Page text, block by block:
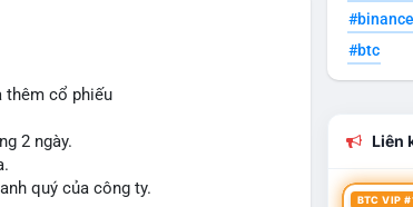
thêm cổ phiếu
2 ngày.
quý của công ty.
#btc
Liên
BTC VIP